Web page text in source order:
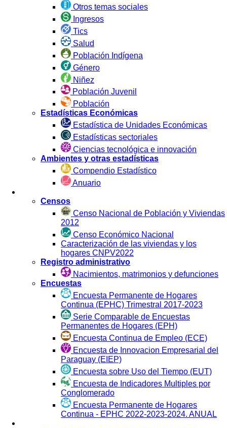
Otros temas sociales
Ingresos
Tics
Salud
Población Indígena
Género
Niñez
Población Juvenil
Población
Estadísticas Económicas
Estadística de Unidades Económicas
Estadísticas sectoriales
Ciencias tecnológica e innovación
Ambientes y otras estadísticas
Compendio Estadístico
Anuario
Censos
Censo Nacional de Población y Viviendas
2012
Censo Económico Nacional
Caracterización de las viviendas y los
hogares CNPV2022
Registro administrativo
Nacimientos, matrimonios y defunciones
Encuestas
Encuesta Permanente de Hogares
Continua (EPHC) Trimestral 2017-2023
Serie Comparable de Encuestas
Permanentes de Hogares (EPH)
Encuesta Continua de Empleo (ECE)
Encuesta de Innovacion Empresarial del
Paraguay (EIEP)
Encuesta sobre Uso del Tiempo (EUT)
Encuesta de Indicadores Multiples por
Conglomerado
Encuesta Permanente de Hogares
Continua - EPHC 2022-2023-2024. ANUAL